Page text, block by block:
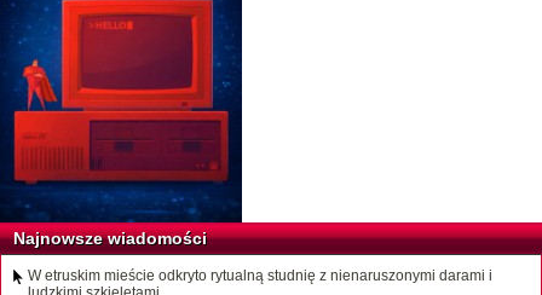
Najnowsze wiadomości
W etruskim mieście odkryto rytualną studnię z nienaruszonymi darami i